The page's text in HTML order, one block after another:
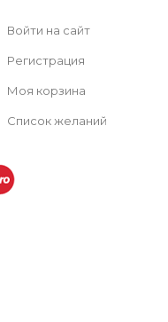
Войти на сайт
Регистрация
Моя корзина
Список желаний